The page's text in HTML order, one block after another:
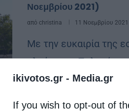
ikivotos.gr - Media.gr
If you wish to opt-out of
Νοεμβρίου 2021)
από christina 11 Νοεμβρίου 2021
Με την ευκαιρία της
ελεήμονος
Πέμπτη 11 Νοεμβρίου